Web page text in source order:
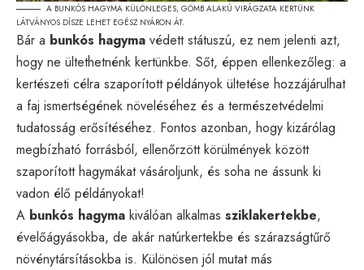
A BUNKÓS HAGYMA KÜLÖNLEGES, GÖMB ALAKÚ VIRÁGZATA KERTÜNK
LÁTVÁNYOS DÍSZE LEHET EGÉSZ NYÁRON ÁT.
Bár a bunkós hagyma védett státuszú, ez nem jelenti azt,
hogy ne ültethetnénk kertünkbe. Sőt, éppen ellenkezőleg: a
kertészeti célra szaporított példányok ültetése hozzájárulhat
a faj ismertségének növeléséhez és a természetvédelmi
tudatosság erősítéséhez. Fontos azonban, hogy kizárólag
megbízható forrásból, ellenőrzött körülmények között
szaporított hagymákat vásároljunk, és soha ne ássunk ki
vadon élő példányokat!
A bunkós hagyma kiválóan alkalmas sziklakertekbe,
évelőágyásokba, de akár natúrkertekbe és szárazságtűrő
növénytársításokba is. Különösen jól mutat más